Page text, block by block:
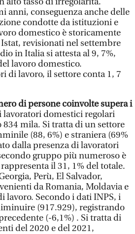
anni, conseguenza anche delle
condotte da istituzioni e
domestico è storicamente
revisionati nel settembre
in Italia si attesta al 9, 7%,
lavoro domestico.
di lavoro, il settore conta 1, 7
di persone coinvolte supera i
domestici regolari
mila. Si tratta di un settore
(88, 6%) e straniera (69%
dalla presenza di lavoratori
gruppo più numeroso è
il 31, 1% del totale.
Perù, El Salvador,
da Romania, Moldavia e
lavoro. Secondo i dati INPS, i
(917.929), registrando
(-6,1%) . Si tratta di
del 2020 e del 2021,